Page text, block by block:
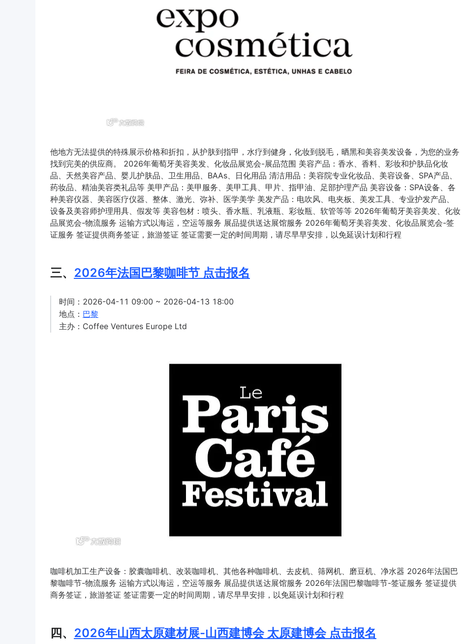
他地方无法提供的特殊展示价格和折扣，从护肤到指甲，水疗到健身，化妆到脱毛，晒黑和美容美发设备，为您的业务
找到完美的供应商。 2026年葡萄牙美容美发、化妆品展览会-展品范围 美容产品：香水、香料、彩妆和护肤品化妆
品、天然美容产品、婴儿护肤品、卫生用品、BAAs、日化用品 清洁用品：美容院专业化妆品、美容设备、SPA产品、
药妆品、精油美容类礼品等 美甲产品：美甲服务、美甲工具、甲片、指甲油、足部护理产品 美容设备：SPA设备、各
种美容仪器、美容医疗仪器、整体、激光、弥补、医学美学 美发产品：电吹风、电夹板、美发工具、专业护发产品、
设备及美容师护理用具、假发等 美容包材：喷头、香水瓶、乳液瓶、彩妆瓶、软管等等 2026年葡萄牙美容美发、化妆
品展览会-物流服务 运输方式以海运，空运等服务 展品提供送达展馆服务 2026年葡萄牙美容美发、化妆品展览会-签
证服务 签证提供商务签证，旅游签证 签证需要一定的时间周期，请尽早早安排，以免延误计划和行程
三、 2026年法国巴黎咖啡节 点击报名
时间：2026-04-11 09:00 ~ 2026-04-13 18:00
地点： 巴黎
主办：Coffee Ventures Europe Ltd
咖啡机加工生产设备：胶囊咖啡机、改装咖啡机、其他各种咖啡机、去皮机、筛网机、磨豆机、净水器 2026年法国巴
黎咖啡节-物流服务 运输方式以海运，空运等服务 展品提供送达展馆服务 2026年法国巴黎咖啡节-签证服务 签证提供
商务签证，旅游签证 签证需要一定的时间周期，请尽早早安排，以免延误计划和行程
四、 2026年山西太原建材展-山西建博会 太原建博会 点击报名